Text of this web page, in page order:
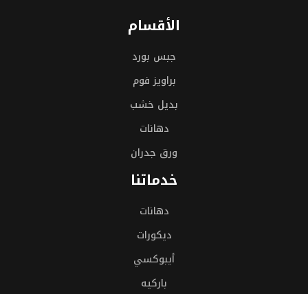
الأقسام
جبس بورد
براويز فوم
بديل خشب
دهانات
ورق جدران
خدماتنا
دهانات
ديكورات
أيبوكسي
باركيه